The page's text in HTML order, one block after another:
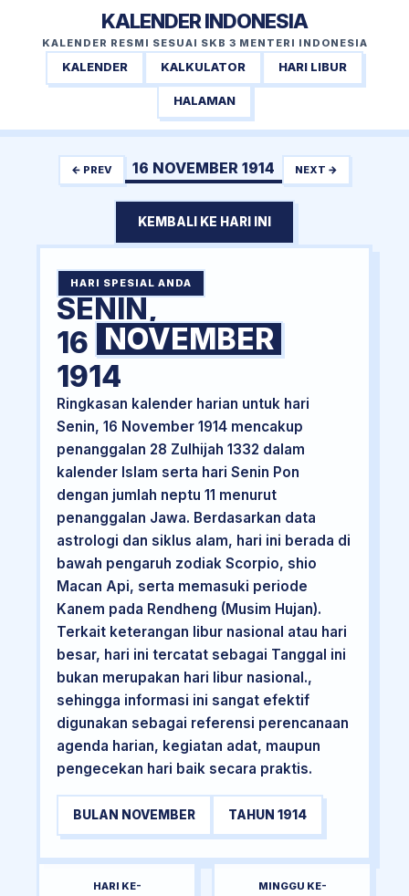
KALENDER INDONESIA
KALENDER RESMI SESUAI SKB 3 MENTERI INDONESIA
KALENDER KALKULATOR HARI LIBUR
HALAMAN
← PREV 16 NOVEMBER 1914 NEXT →
KEMBALI KE HARI INI
HARI SPESIAL ANDA
SENIN,
16 NOVEMBER
1914
Ringkasan kalender harian untuk hari
Senin, 16 November 1914 mencakup
penanggalan 28 Zulhijah 1332 dalam
kalender Islam serta hari Senin Pon
dengan jumlah neptu 11 menurut
penanggalan Jawa. Berdasarkan data
astrologi dan siklus alam, hari ini berada di
bawah pengaruh zodiak Scorpio, shio
Macan Api, serta memasuki periode
Kanem pada Rendheng (Musim Hujan).
Terkait keterangan libur nasional atau hari
besar, hari ini tercatat sebagai Tanggal ini
bukan merupakan hari libur nasional.,
sehingga informasi ini sangat efektif
digunakan sebagai referensi perencanaan
agenda harian, kegiatan adat, maupun
pengecekan hari baik secara praktis.
BULAN NOVEMBER TAHUN 1914
HARI KE- MINGGU KE-